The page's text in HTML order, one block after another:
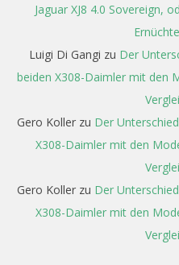
Jaguar XJ8 4.0 Sovereign,
Luigi Di Gangi zu Der
beiden X308-Daimler mit den
Gero Kollerzu Der
X308-Daimler mit den
Gero Kollerzu Der
X308-Daimler mit den